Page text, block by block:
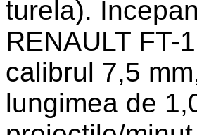
turela).
RENAULT FT-
calibrul 7,5
lungimea de